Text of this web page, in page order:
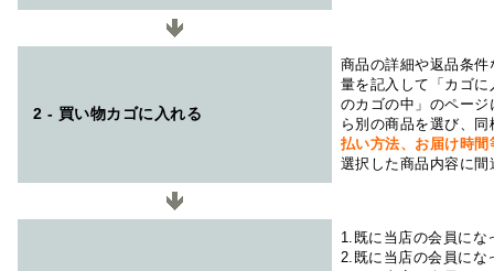
2 - 買い物カゴに入れる
商品の詳細や返品条
量を記入して「カゴ
のカゴの中」のペー
ら別の商品を選び、
払い方法、お届け時
選択した商品内容に
1.既に当店の会員にな
2.既に当店の会員にな